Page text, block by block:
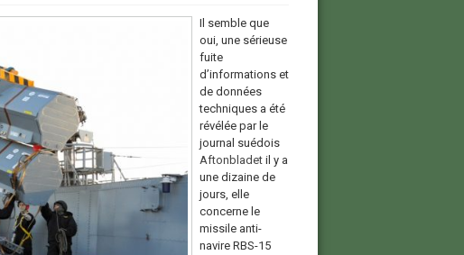
Il semble que
oui, une sérieuse
fuite
d’informations et
de données
techniques a été
révélée par le
journal suédois
Aftonbladetil y a
une dizaine de
jours, elle
concerne le
missile anti-
navire RBS-15